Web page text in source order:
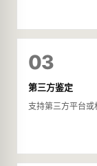
03
第三方鉴定
支持第三方平台或